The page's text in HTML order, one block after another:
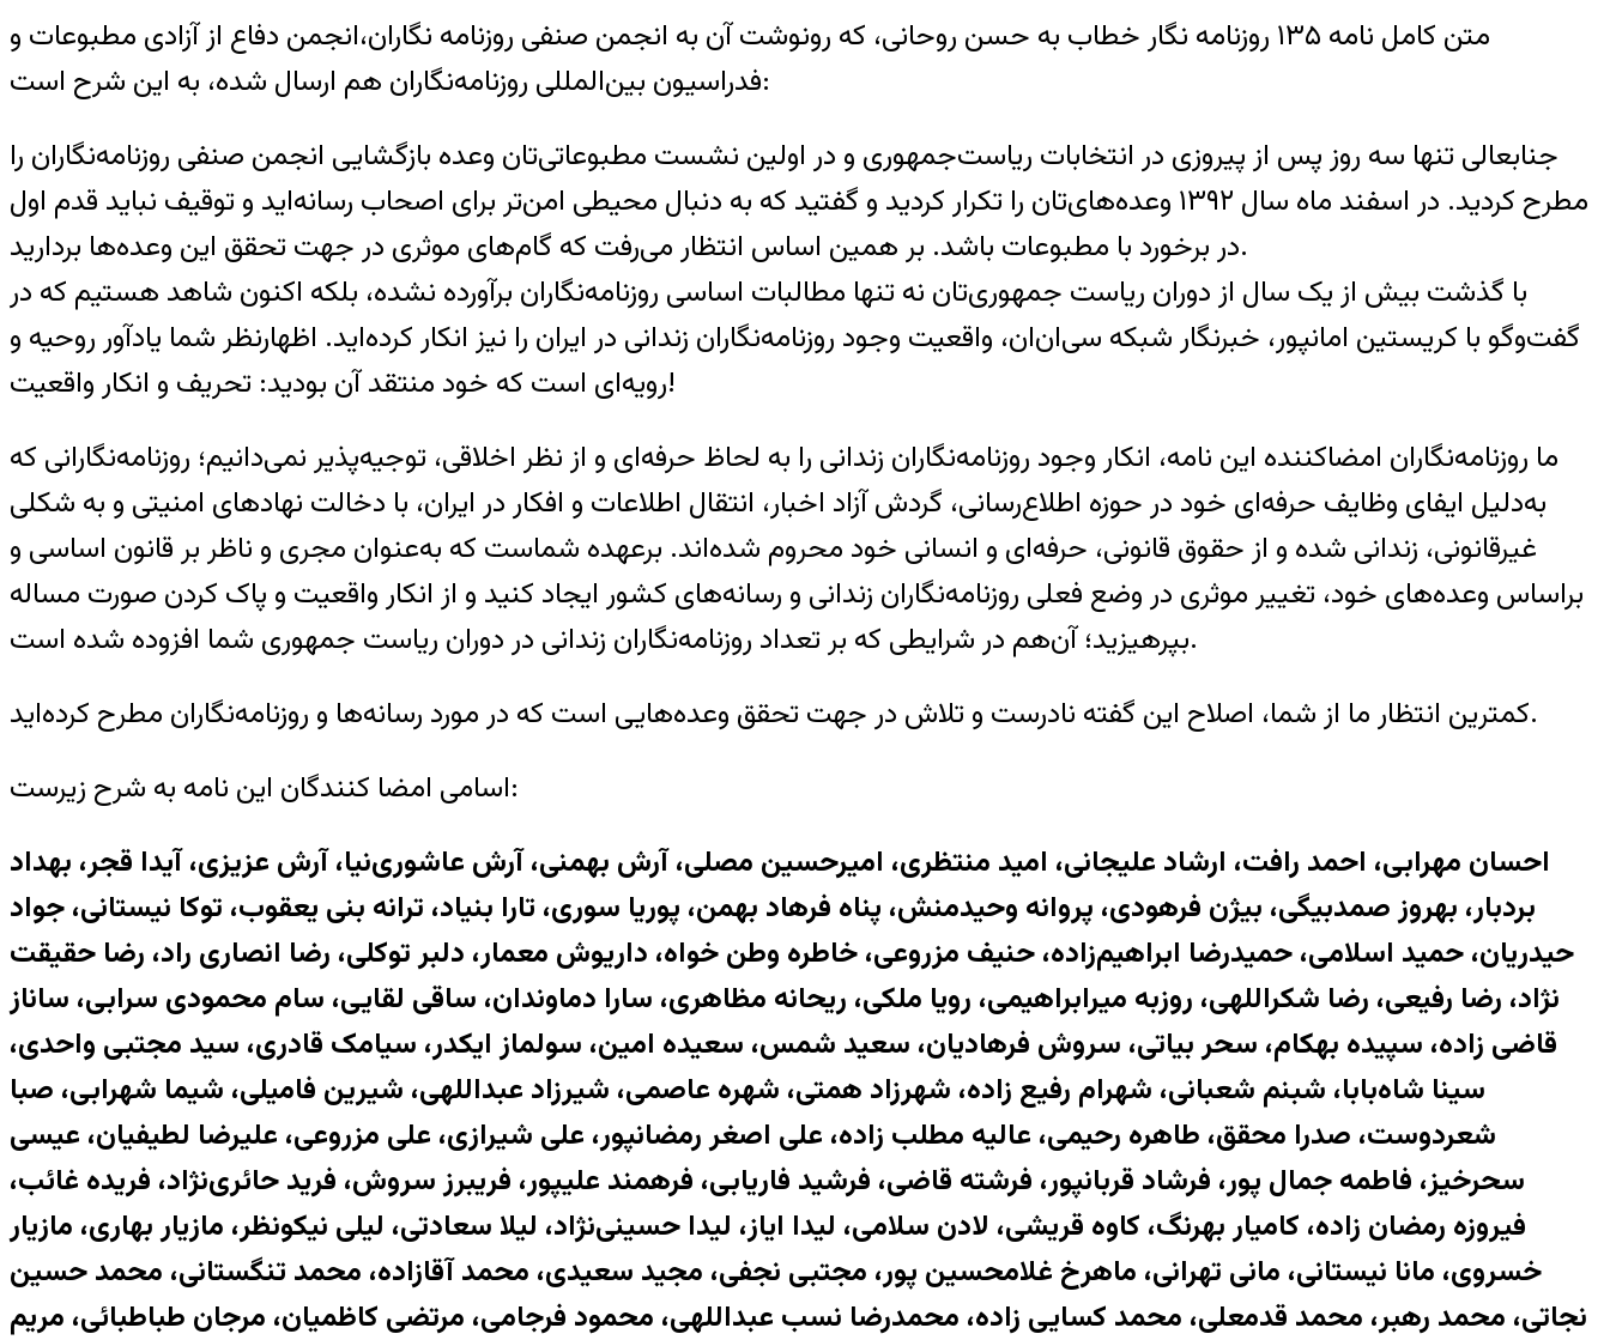
متن کامل نامه ۱۳۵ روزنامه نگار خطاب به حسن روحانی، که رونوشت آن به انجمن صنفی روزنامه نگاران،انجمن دفاع از آزادی مطبوعات و
فدراسیون بین‌المللی روزنامه‌نگاران هم ارسال شده، به این شرح است:
جنابعالی تنها سه روز پس از پیروزی در انتخابات ریاست‌جمهوری و در اولین نشست مطبوعاتی‌تان وعده بازگشایی انجمن صنفی روزنامه‌نگاران را
مطرح کردید. در اسفند ماه سال ۱۳۹۲ وعده‌های‌تان را تکرار کردید و گفتید که به دنبال محیطی امن‌تر برای اصحاب رسانه‌اید و توقیف نباید قدم اول
در برخورد با مطبوعات باشد. بر همین اساس انتظار می‌رفت که گام‌های موثری در جهت تحقق این وعده‌ها بردارید.
با گذشت بیش از یک سال از دوران ریاست جمهوری‌تان نه تنها مطالبات اساسی روزنامه‌نگاران برآورده نشده، بلکه اکنون شاهد هستیم که در
گفت‌وگو با کریستین امانپور، خبرنگار شبکه سی‌ان‌ان، واقعیت وجود روزنامه‌نگاران زندانی در ایران را نیز انکار کرده‌اید. اظهارنظر شما یادآور روحیه و
رویه‌ای است که خود منتقد آن بودید: تحریف و انکار واقعیت!
ما روزنامه‌نگاران امضاکننده این نامه، انکار وجود روزنامه‌نگاران زندانی را به لحاظ حرفه‌ای و از نظر اخلاقی، توجیه‌پذیر نمی‌دانیم؛ روزنامه‌نگارانی که
به‌دلیل ایفای وظایف حرفه‌ای خود در حوزه اطلاع‌رسانی، گردش آزاد اخبار، انتقال اطلاعات و افکار در ایران، با دخالت نهادهای امنیتی و به شکلی
غیرقانونی، زندانی شده و از حقوق قانونی، حرفه‌ای و انسانی خود محروم شده‌اند. برعهده شماست که به‌عنوان مجری و ناظر بر قانون اساسی و
براساس وعده‌های خود، تغییر موثری در وضع فعلی روزنامه‌نگاران زندانی و رسانه‌های کشور ایجاد کنید و از انکار واقعیت و پاک کردن صورت مساله
بپرهیزید؛ آن‌هم در شرایطی که بر تعداد روزنامه‌نگاران زندانی در دوران ریاست جمهوری شما افزوده شده است.
کمترین انتظار ما از شما، اصلاح این گفته‌ نادرست و تلاش در جهت تحقق وعده‌هایی است که در مورد رسانه‌ها و روزنامه‌نگاران مطرح کرده‌اید.
اسامی امضا کنندگان این نامه به شرح زیرست:
احسان مهرابی، احمد رافت، ارشاد علیجانی، امید منتظری، امیرحسین مصلی، آرش بهمنی، آرش عاشوری‌نیا، آرش عزیزی، آیدا قجر، بهداد
بردبار، بهروز صمدبیگی، ﺑﻴﮋﻥ ﻓﺮﻫﻮﺩی، پروانه وحیدمنش، پناه فرهاد بهمن، پوریا سوری، تارا بنیاد، ترانه بنی یعقوب، توکا نیستانی، جواد
حیدریان، حمید اسلامی، حمیدرضا ابراهیم‌زاده، حنیف مزروعی، خاطره وطن خواه، داریوش معمار، دلبر توکلی، رضا انصاری راد، رضا حقیقت
نژاد، رضا رفیعی، رضا شکراللهی، روزبه میرابراهیمی، رویا ملكی، ریحانه مظاهری، سارا دماوندان، ساقی لقایی، سام محمودی سرابی، ساناز
قاضی زاده، سپیده بهكام، سحر بیاتى، سروش فرهادیان، سعید شمس، سعیده امین، سولماز ایكدر، سیامک قادری، سید مجتبی واحدی،
سینا شاه‌بابا، شبنم شعبانی، شهرام رفیع زاده، شهرزاد همتی، شهره عاصمی، شیرزاد عبداللهی، شیرین فامیلی، شیما شهرابی، صبا
شعردوست، صدرا محقق، طاهره رحیمی، عالیه مطلب زاده، علی اصغر رمضانپور، علی شیرازی، علی مزروعی، علیرضا لطیفیان، عیسی
سحرخیز، فاطمه جمال پور، فرشاد قربانپور، فرشته قاضی، فرشید فاریابی، فرهمند علیپور، فریبرز سروش، فرید حائری‌نژاد، فریده غائب،
فیروزه رمضان زاده، کامیار بهرنگ، کاوه قریشی، لادن سلامی، لیدا ایاز، لیدا حسینى‌‌نژاد، لیلا سعادتی، لیلی نیکونظر، مازیار بهاری، مازیار
خسروی، مانا نیستانی، مانی تهرانی، ماهرخ غلامحسین پور، مجتبی نجفی، مجید سعیدی، محمد آقازاده، محمد تنگستانی، محمد حسین
نجاتی، محمد رهبر، محمد قدمعلی، محمد كسایی زاده، محمدرضا نسب عبداللهی، محمود فرجامی، مرتضی کاظمیان، مرجان طباطبائی، مریم